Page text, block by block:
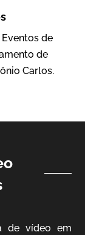
de
de
Carlos.
de vídeo em